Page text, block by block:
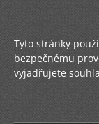
Tyto stránky
bezpečnému
vyjadřujete